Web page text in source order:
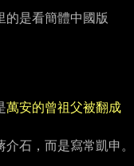
的是看簡體中國版
萬安的曾祖父被翻成
石，而是寫常凱申。